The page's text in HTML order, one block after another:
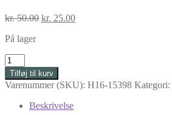
kr.50.00 Den
kr. 25.00Den
På lager
Tykke-
Niels
igen
af
Tykke-
Tilføj til kurv
Varenummer (SKU): H16-15398 Kategori:
Beskrivelse